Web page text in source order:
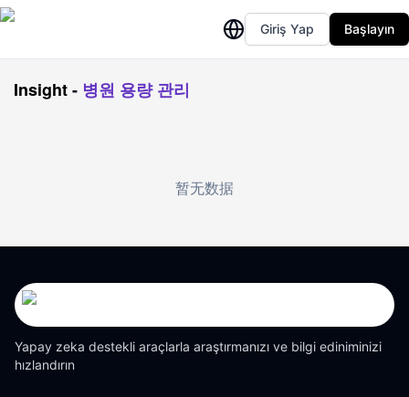
Giriş Yap Başlayın
Insight- 병원 용량 관리
暂无数据
Yapay zeka destekli araçlarla araştırmanızı ve bilgi ediniminizi
hızlandırın